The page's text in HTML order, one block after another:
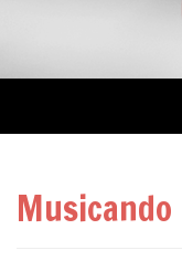
Musicando